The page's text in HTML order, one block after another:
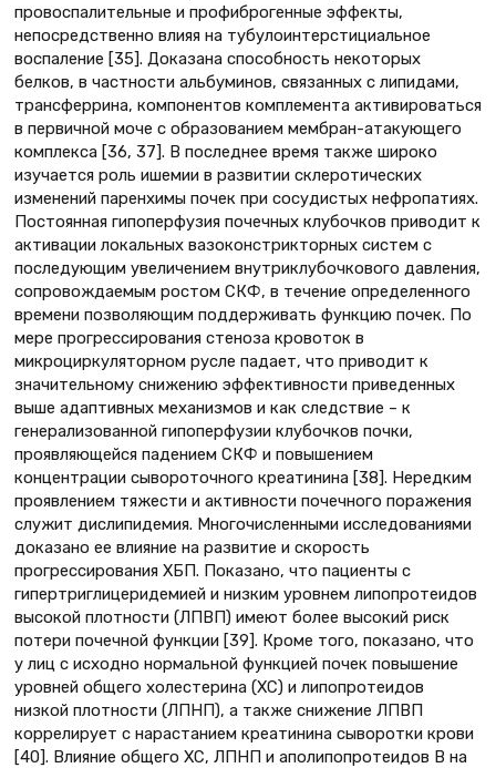
провоспалительные и профиброгенные эффекты,
непосредственно влияя на тубулоинтерстициальное
воспаление [35]. Доказана способность некоторых
белков, в частности альбуминов, связанных с липидами,
трансферрина, компонентов комплемента активироваться
в первичной моче с образованием мембран-атакующего
комплекса [36, 37]. В последнее время также широко
изучается роль ишемии в развитии склеротических
изменений паренхимы почек при сосудистых нефропатиях.
Постоянная гипоперфузия почечных клубочков приводит к
активации локальных вазоконстрикторных систем с
последующим увеличением внутриклубочкового давления,
сопровождаемым ростом СКФ, в течение определенного
времени позволяющим поддерживать функцию почек. По
мере прогрессирования стеноза кровоток в
микроциркуляторном русле падает, что приводит к
значительному снижению эффективности приведенных
выше адаптивных механизмов и как следствие – к
генерализованной гипоперфузии клубочков почки,
проявляющейся падением СКФ и повышением
концентрации сывороточного креатинина [38]. Нередким
проявлением тяжести и активности почечного поражения
служит дислипидемия. Многочисленными исследованиями
доказано ее влияние на развитие и скорость
прогрессирования ХБП. Показано, что пациенты с
гипертриглицеридемией и низким уровнем липопротеидов
высокой плотности (ЛПВП) имеют более высокий риск
потери почечной функции [39]. Кроме того, показано, что
у лиц с исходно нормальной функцией почек повышение
уровней общего холестерина (ХС) и липопротеидов
низкой плотности (ЛПНП), а также снижение ЛПВП
коррелирует с нарастанием креатинина сыворотки крови
[40]. Влияние общего ХС, ЛПНП и аполипопротеидов В на